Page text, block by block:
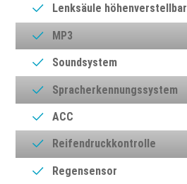
Lenksäule höhenverstellbar
MP3
Soundsystem
Spracherkennungssystem
ACC
Reifendruckkontrolle
Regensensor